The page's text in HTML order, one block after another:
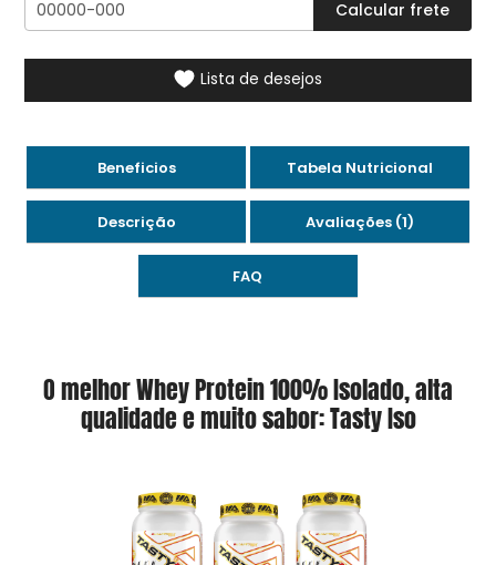
Lista de desejos
Beneficios Tabela Nutricional
Descrição Avaliações (1)
FAQ
O melhor Whey Protein 100% Isolado, alta
qualidade e muito sabor: Tasty Iso